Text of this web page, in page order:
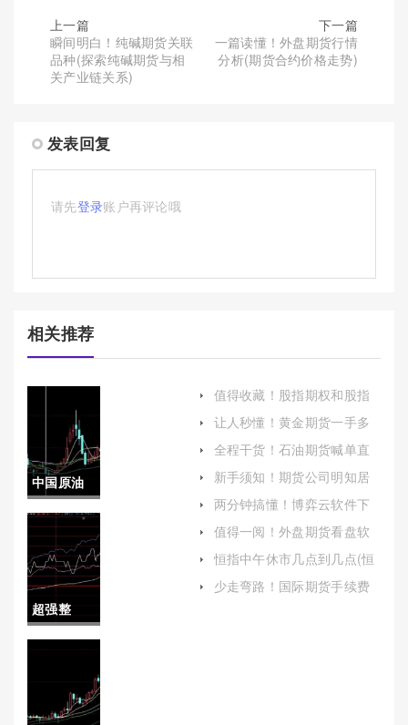
上一篇
瞬间明白！纯碱期货关联
品种(探索纯碱期货与相
关产业链关系)
下一篇
一篇读懂！外盘期货行情
分析(期货合约价格走势)
发表回复
请先登录账户再评论哦
相关推荐
中国原油
的交易规
则是(中国
原油的交
易规则是
超强整
理！期货
实盘喊单
值得收藏！股指期权和股指
期货(金融衍生品市场的双璧)
让人秒懂！黄金期货一手多
少钱(全面解析与投资指南)
全程干货！石油期货喊单直
播室（洞悉市场脉搏，把握
投资先机）
新手须知！期货公司明知居
间喊单（提升自身的投资能
力和风险意识）
两分钟搞懂！博弈云软件下
载（全面解析博弈云软件下
载与使用）
值得一阅！外盘期货看盘软
件(投资利器的全面解析)
恒指中午休市几点到几点(恒
指中午停盘吗)
少走弯路！国际期货手续费